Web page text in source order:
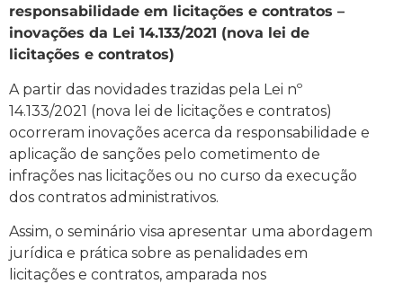
responsabilidade em licitações e contratos –
inovações da Lei 14.133/2021 (nova lei de
licitações e contratos)
A partir das novidades trazidas pela Lei nº
14.133/2021 (nova lei de licitações e contratos)
ocorreram inovações acerca da responsabilidade e
aplicação de sanções pelo cometimento de
infrações nas licitações ou no curso da execução
dos contratos administrativos.
Assim, o seminário visa apresentar uma abordagem
jurídica e prática sobre as penalidades em
licitações e contratos, amparada nos